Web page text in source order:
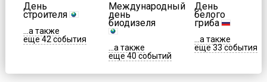
День
строителя
...а также
еще 42 события
Международный
день
биодизеля
...а также
еще 40 событий
День
белого
гриба
...а также
еще 33 события